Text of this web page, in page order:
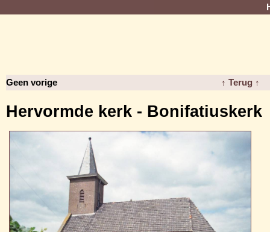
Geen vorige ↑ Terug ↑
Hervormde kerk - Bonifatiuskerk